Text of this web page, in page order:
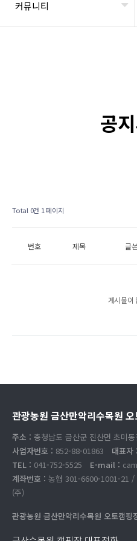
커뮤니티
공
Total 0건 1 페이지
번호 제목 글
게시물이
관광농원 금산만악리수목원
주소 : 충청남도 금산군 진산면 초미
사업자번호 : 852-88-01863 대표자 :
TEL : 041-752-5525 E-mail :
계좌번호 : 농협 301-6600-1001-21 /
(주)
관광농원 금산만악리수목원 오토캠핑